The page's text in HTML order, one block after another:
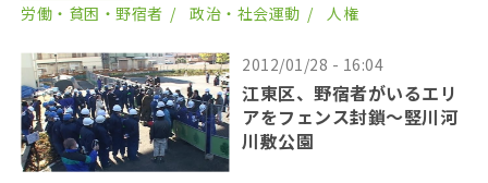
労働・貧困・野宿者
政治・社会運動 人権
2012/01/28 - 16:04
江東区、野宿者がいるエリ
アをフェンス封鎖～竪川河
川敷公園